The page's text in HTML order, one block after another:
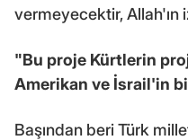
vermeyecektir, Allah'ın
"Bu proje Kürtlerin
Amerikan ve İsrail'in
Başından beri Türk